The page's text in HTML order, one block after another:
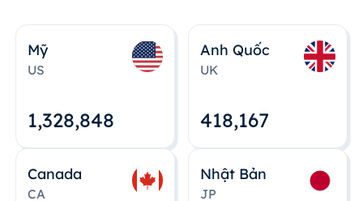
Mỹ
US
1,328,848
Anh Quốc
UK
418,167
Canada
CA
Nhật Bản
JP